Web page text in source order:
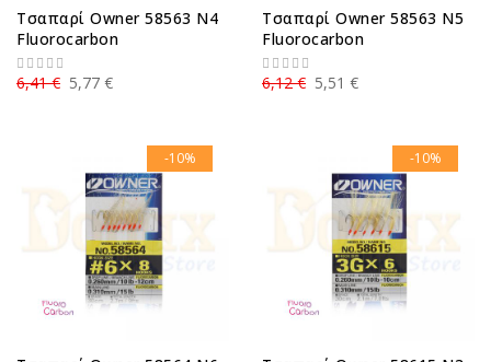
Τσαπαρί Owner 58563 N4
Fluorocarbon
5,77 €
6,41 €
Τσαπαρί Owner 58563 N5
Fluorocarbon
5,51 €
6,12 €
-10% -10%